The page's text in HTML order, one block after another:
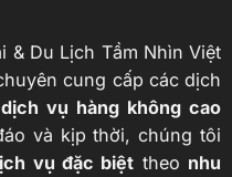
& Du Lịch Tầm Nhìn Việt
cung cấp các dịch
dịch vụ hàng không cao
và kịp thời, chúng tôi
vụ đặc biệt theo nhu